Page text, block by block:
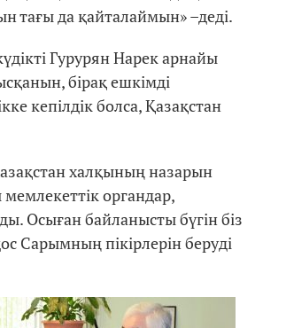
тағы да қайталаймын» –деді.
Гурурян Нарек арнайы
бірақ ешкімді
кепілдік болса, Қазақстан
халқының назарын
органдар,
Осыған байланысты бүгін біз
Сарымның пікірлерін беруді